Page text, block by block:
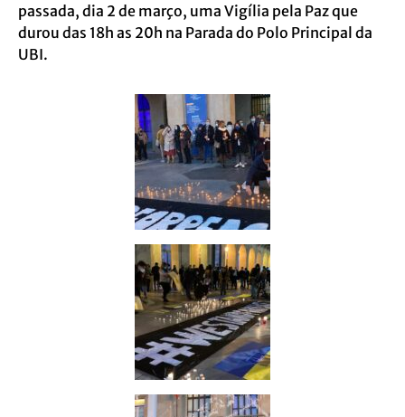
passada, dia 2 de março, uma Vigília pela Paz que
durou das 18h as 20h na Parada do Polo Principal da
UBI.